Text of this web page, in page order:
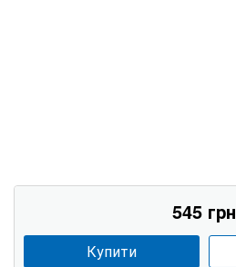
545 грн
Купити